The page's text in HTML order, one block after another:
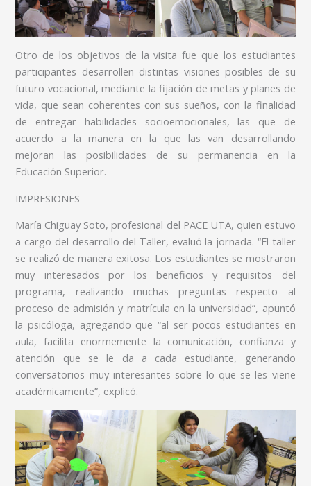
Otro de los objetivos de la visita fue que los estudiantes
participantes desarrollen distintas visiones posibles de su
futuro vocacional, mediante la fijación de metas y planes de
vida, que sean coherentes con sus sueños, con la finalidad
de entregar habilidades socioemocionales, las que de
acuerdo a la manera en la que las van desarrollando
mejoran las posibilidades de su permanencia en la
Educación Superior.
IMPRESIONES
María Chiguay Soto, profesional del PACE UTA, quien estuvo
a cargo del desarrollo del Taller, evaluó la jornada. “El taller
se realizó de manera exitosa. Los estudiantes se mostraron
muy interesados por los beneficios y requisitos del
programa, realizando muchas preguntas respecto al
proceso de admisión y matrícula en la universidad”, apuntó
la psicóloga, agregando que “al ser pocos estudiantes en
aula, facilita enormemente la comunicación, confianza y
atención que se le da a cada estudiante, generando
conversatorios muy interesantes sobre lo que se les viene
académicamente”, explicó.